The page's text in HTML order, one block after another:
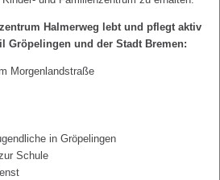
Halmerweg lebt und pflegt aktiv
Gröpelingen und der Stadt Bremen:
Morgenlandstraße
in Gröpelingen
Schule